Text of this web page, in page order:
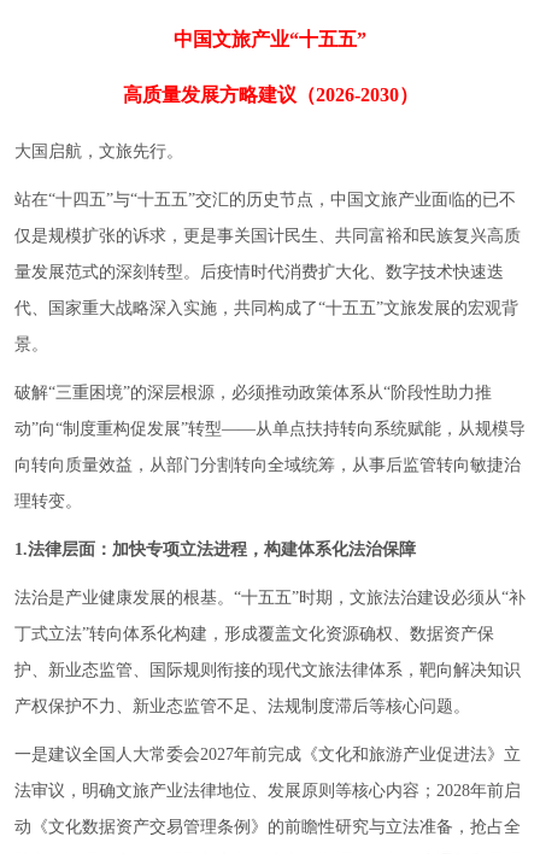
中国文旅产业“十五五”
高质量发展方略建议（2026-2030）
大国启航，文旅先行。
站在“十四五”与“十五五”交汇的历史节点，中国文旅产业面临的已不
仅是规模扩张的诉求，更是事关国计民生、共同富裕和民族复兴高质
量发展范式的深刻转型。后疫情时代消费扩大化、数字技术快速迭
代、国家重大战略深入实施，共同构成了“十五五”文旅发展的宏观背
景。
破解“三重困境”的深层根源，必须推动政策体系从“阶段性助力推
动”向“制度重构促发展”转型——从单点扶持转向系统赋能，从规模导
向转向质量效益，从部门分割转向全域统筹，从事后监管转向敏捷治
理转变。
1.法律层面：加快专项立法进程，构建体系化法治保障
法治是产业健康发展的根基。“十五五”时期，文旅法治建设必须从“补
丁式立法”转向体系化构建，形成覆盖文化资源确权、数据资产保
护、新业态监管、国际规则衔接的现代文旅法律体系，靶向解决知识
产权保护不力、新业态监管不足、法规制度滞后等核心问题。
一是建议全国人大常委会2027年前完成《文化和旅游产业促进法》立
法审议，明确文旅产业法律地位、发展原则等核心内容；2028年前启
动《文化数据资产交易管理条例》的前瞻性研究与立法准备，抢占全